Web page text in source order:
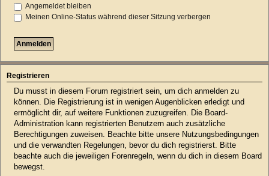
Angemeldet bleiben
Meinen Online-Status während dieser Sitzung verbergen
Registrieren
Du musst in diesem Forum registriert sein, um dich anmelden zu
können. Die Registrierung ist in wenigen Augenblicken erledigt und
ermöglicht dir, auf weitere Funktionen zuzugreifen. Die Board-
Administration kann registrierten Benutzern auch zusätzliche
Berechtigungen zuweisen. Beachte bitte unsere Nutzungsbedingungen
und die verwandten Regelungen, bevor du dich registrierst. Bitte
beachte auch die jeweiligen Forenregeln, wenn du dich in diesem Board
bewegst.